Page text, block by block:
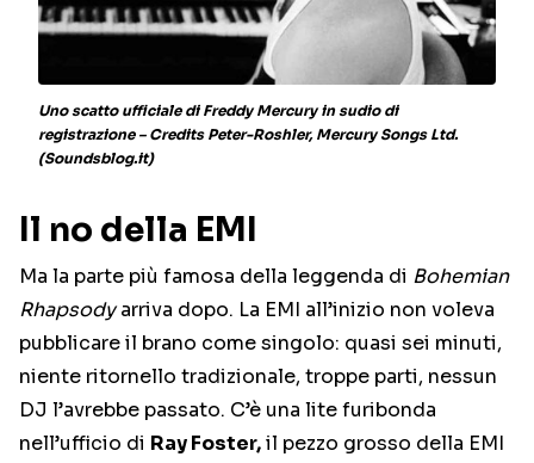
Uno scatto ufficiale di Freddy Mercury in sudio di
registrazione – Credits Peter-Roshler, Mercury Songs Ltd.
(Soundsblog.it)
Il no della EMI
Ma la parte più famosa della leggenda di Bohemian
Rhapsodyarriva dopo. La EMI all’inizio non voleva
pubblicare il brano come singolo: quasi sei minuti,
niente ritornello tradizionale, troppe parti, nessun
DJ l’avrebbe passato. C’è una lite furibonda
nell’ufficio di Ray Foster,il pezzo grosso della EMI